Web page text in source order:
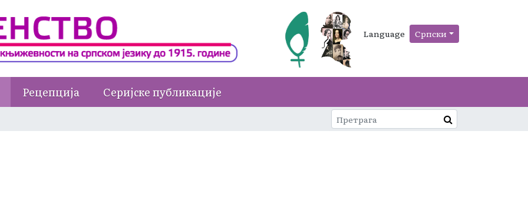
Language Српски
Рецепција Серијске публикације